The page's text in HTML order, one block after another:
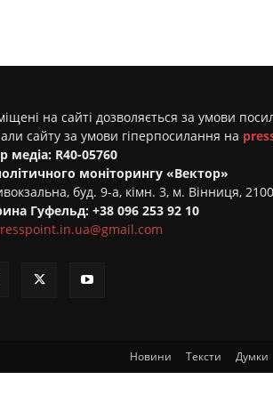
на сайті дозволяється за умови
сайту за умови гіперпосилання на
медіа: R40-05760
моніторингу «Вектор»
буд. 9-а, кімн. 3, м. Вінниця,
Гуфельд: +38 096 253 92 10
Новини Тексти Думки